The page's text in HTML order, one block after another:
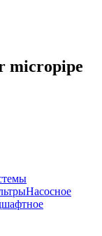
micropipe
Насосное